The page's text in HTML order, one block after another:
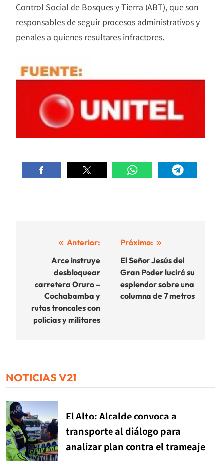
Control Social de Bosques y Tierra (ABT), que son
responsables de seguir procesos administrativos y
penales a quienes resultares infractores.
Navegación
entradas
Anterior:
Arce instruye
desbloquear
carretera Oruro –
Cochabamba y
rutas troncales con
policías y militares
Próximo:
El Señor Jesús del
Gran Poder lucirá su
esplendor sobre una
columna de 7 metros
NOTICIAS V21
El Alto: Alcalde convoca a
transporte al diálogo para
analizar plan contra el trameaje